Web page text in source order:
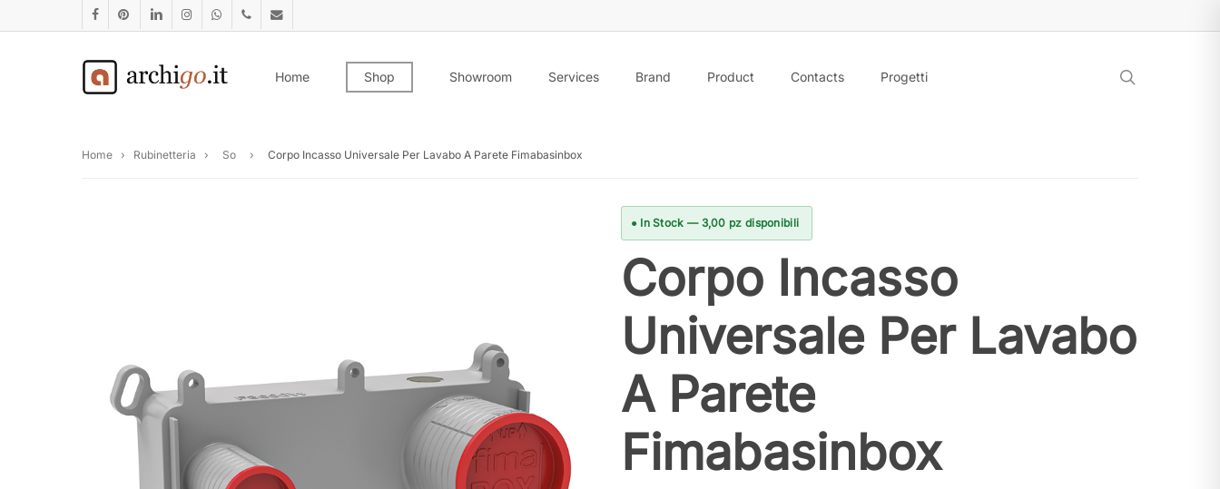
to
facebookpinterestlinkedininstagramwhatsappphoneemail
Home Shop Showroom Services Brand Product Contacts Progetti
Home › Rubinetteria › So › Corpo Incasso Universale Per Lavabo A Parete Fimabasinbox
● In Stock — 3,00 pz disponibili
Corpo Incasso
Universale Per Lavabo
A Parete
Fimabasinbox